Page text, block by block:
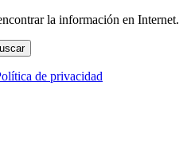
la información en Internet.
de privacidad